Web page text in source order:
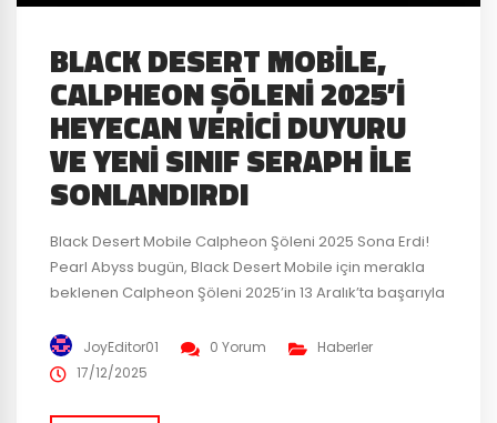
BLACK DESERT MOBILE,
CALPHEON ŞÖLENI 2025’I
HEYECAN VERICI DUYURU
VE YENI SINIF SERAPH ILE
SONLANDIRDI
Black Desert Mobile Calpheon Şöleni 2025 Sona Erdi!
Pearl Abyss bugün, Black Desert Mobile için merakla
beklenen Calpheon Şöleni 2025’in 13 Aralık’ta başarıyla
güncellemelerin duyurulduğunu açıkladı. Etkinlikte yeni
sınıf Seraph, Yeni Kış Sezonu ve mobil deneyimi
JoyEditor01 0 Yorum
Haberler
17/12/2025